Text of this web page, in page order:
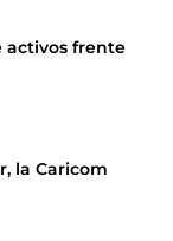
activos frente
la Caricom